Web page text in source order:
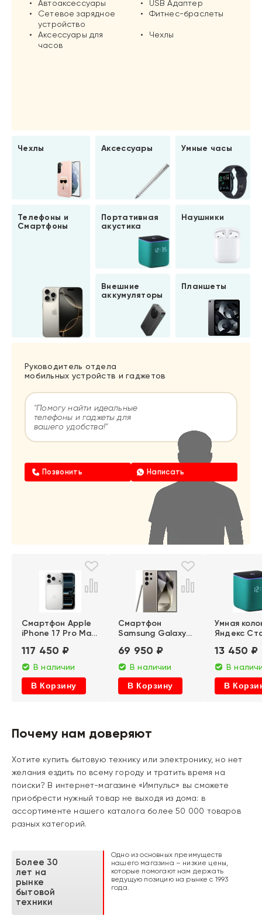
Автоаксессуары
USB Адаптер
Сетевое зарядное
устройство
Фитнес-браслеты
Аксессуары для
часов
Чехлы
Чехлы Аксессуары Умные часы
Телефоны и
Смартфоны
Портативная
акустика
Наушники
Внешние
аккумуляторы
Планшеты
Руководитель отдела
мобильных устройств и гаджетов
"Помогу найти идеальные
телефоны и гаджеты для
вашего удобства!"
Позвонить Написать
Смартфон Apple
iPhone 17 Pro Max
(12Гб/512Гб Silver)
117 450 ₽
В наличии
В Корзину
Смартфон
Samsung Galaxy
S928B/DS) Demo
(12Гб/256Гб
Серый титан)
69 950 ₽
В наличии
В Корзину
Умная
Яндекс
(YNDX-
13 450 ₽
В
В
Варочные панели
Плиты
Аксессуары для КБТ
Мойки
Встраиваемые
микроволновые печи
Холодильники
Духовые шкафы Стиральные машины
Моноблоки
Сумки для ноутбуков
Шнуры и
переходники
Комплектующие для
ПК
Термопасты
Веб-камеры
Антивирус
накопитель
Электрошашлычницы
Лапшерезки
Отпариватели
Парогенераторы
Весы кухонные
Измельчители
Кухонные комбайны
Мультиварки
Сушилки для овощей
Соковыжималки
Сетевые фильтры и
удлинители
Игровые приставки
и джойстики
Аксессуары для TV
DVD, Blu-Ray и
медиаплееры
Пульты
Почему нам доверяют
Хотите купить бытовую технику или электронику, но нет
желания ездить по всему городу и тратить время на
поиски? В интернет-магазине «Импульс» вы сможете
приобрести нужный товар не выходя из дома: в
ассортименте нашего каталога более 50 000 товаров
разных категорий.
Более 30
лет на
рынке
бытовой
техники
Одно из основных преимуществ
нашего магазина – низкие цены,
которые помогают нам держать
ведущую позицию на рынке с 1993
года.